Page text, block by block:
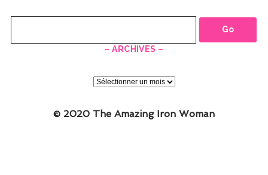
– ARCHIVES –
ARCHIVES
© 2020 The Amazing Iron Woman